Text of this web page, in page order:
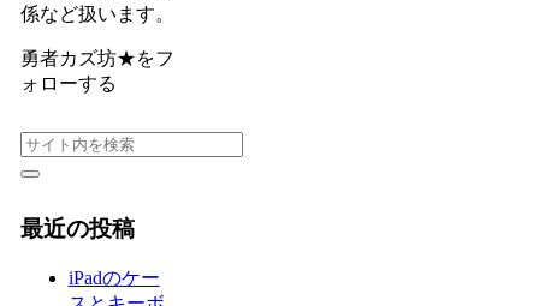
係など扱います。
勇者カズ坊★をフ
ォローする
最近の投稿
iPadのケー